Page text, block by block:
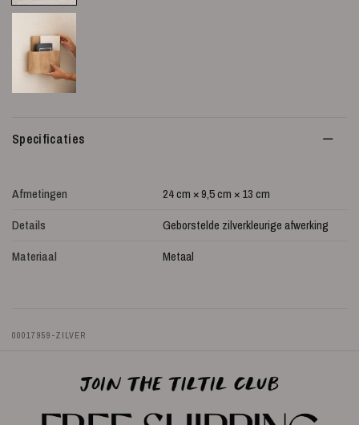
Specificaties
Afmetingen
24 cm × 9,5 cm × 13 cm
Details
Geborstelde zilverkleurige afwerking
Materiaal
Metaal
00017959-ZILVER